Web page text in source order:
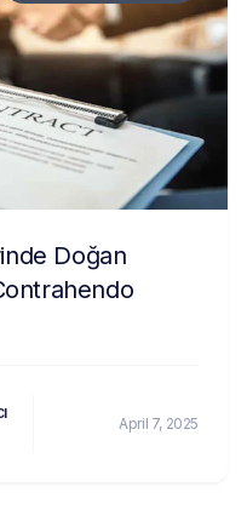
Doğan
April 7, 2025